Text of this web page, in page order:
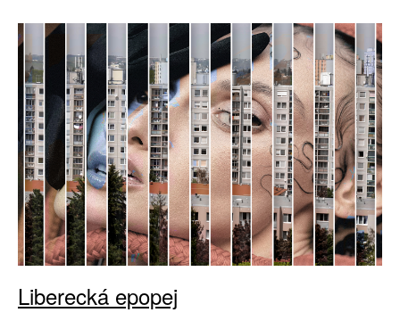
Liberecká epopej